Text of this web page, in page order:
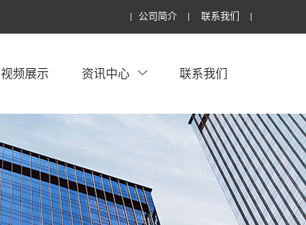
公司简介 联系我们
视频展示 资讯中心 联系我们